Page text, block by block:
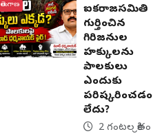
తెలంగాణ
ఐక్యరాజ్యసమితి
గుర్తించిన
గిరిజనుల
హక్కులను
పాలకులు
ఎందుకు
పరిష్కరించడం
లేదు?
2 గంటల క్రితం